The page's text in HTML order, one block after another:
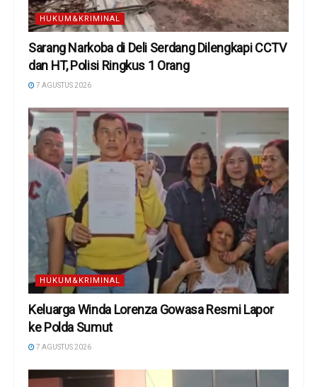
HUKUM&KRIMINAL
Sarang Narkoba di Deli Serdang Dilengkapi CCTV
dan HT, Polisi Ringkus 1 Orang
7 AGUSTUS 2026
HUKUM&KRIMINAL
Keluarga Winda Lorenza Gowasa Resmi Lapor
ke Polda Sumut
7 AGUSTUS 2026